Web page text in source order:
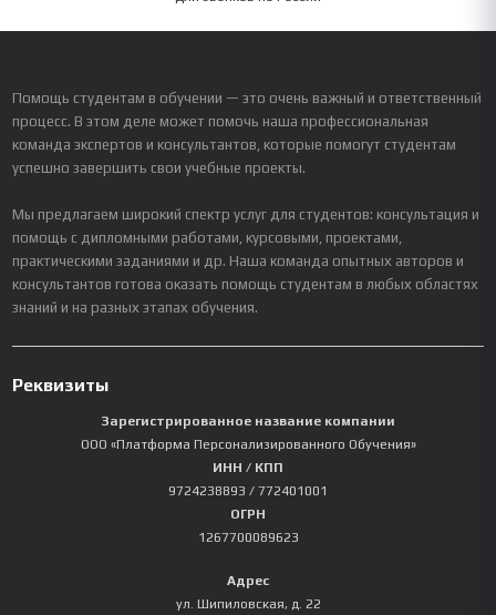
Помощь студентам в обучении — это очень важный и ответственный
процесс. В этом деле может помочь наша профессиональная
команда экспертов и консультантов, которые помогут студентам
успешно завершить свои учебные проекты.
Мы предлагаем широкий спектр услуг для студентов: консультация и
помощь с дипломными работами, курсовыми, проектами,
практическими заданиями и др. Наша команда опытных авторов и
консультантов готова оказать помощь студентам в любых областях
знаний и на разных этапах обучения.
Реквизиты
Зарегистрированное название компании
ООО «Платформа Персонализированного Обучения»
ИНН / КПП
9724238893 / 772401001
ОГРН
1267700089623
Адрес
ул. Шипиловская, д. 22